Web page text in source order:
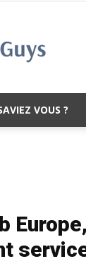
VOUS ?